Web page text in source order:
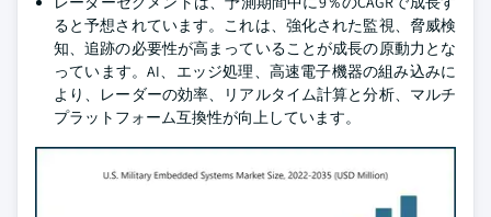
ると予想されています。これは、強化された監視、脅威検
知、追跡の必要性が高まっていることが成長の原動力とな
っています。AI、エッジ処理、高速電子機器の組み込みに
より、レーダーの効率、リアルタイム計算と分析、マルチ
プラットフォーム互換性が向上しています。